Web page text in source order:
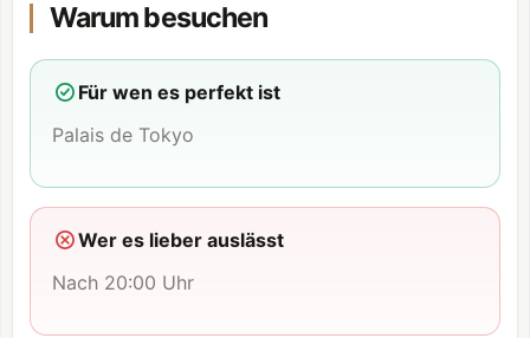
Warum besuchen
Für wen es perfekt ist
Palais de Tokyo
Wer es lieber auslässt
Nach 20:00 Uhr